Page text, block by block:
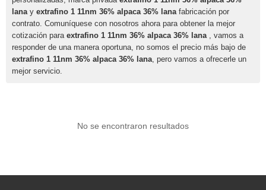
lanay extrafino 1 11nm 36% alpaca 36% lanafabricación por
contrato. Comuníquese con nosotros ahora para obtener la mejor
cotización para extrafino 1 11nm 36% alpaca 36% lana, vamos a
responder de una manera oportuna, no somos el precio más bajo de
extrafino 1 11nm 36% alpaca 36% lana, pero vamos a ofrecerle un
mejor servicio.
No se encontraron resultados